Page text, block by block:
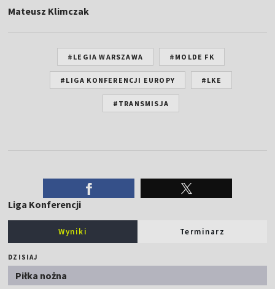
Mateusz Klimczak
#LEGIA WARSZAWA #MOLDE FK
#LIGA KONFERENCJI EUROPY #LKE
#TRANSMISJA
Liga Konferencji
Wyniki Terminarz
DZISIAJ
Piłka nożna